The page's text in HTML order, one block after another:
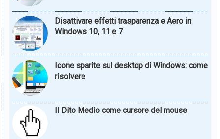
Disattivare effetti trasparenza e Aero in
Windows 10, 11 e 7
Icone sparite sul desktop di Windows: come
risolvere
Il Dito Medio come cursore del mouse